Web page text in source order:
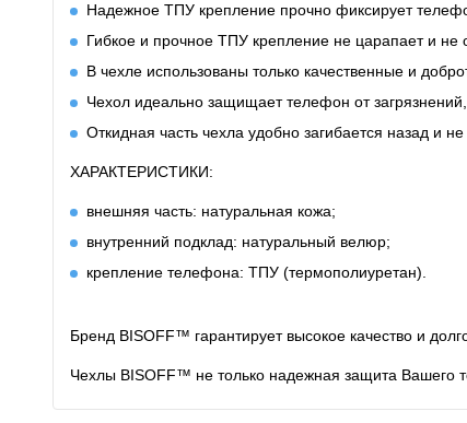
Надежное ТПУ крепление прочно фиксирует
Гибкое и прочное ТПУ крепление не царапает и не
В чехле использованы только качественные и
Чехол идеально защищает телефон от
Откидная часть чехла удобно загибается назад и
ХАРАКТЕРИСТИКИ:
внешняя часть: натуральная кожа;
внутренний подклад: натуральный велюр;
крепление телефона: ТПУ (термополиуретан).
Бренд BISOFF™ гарантирует высокое качество и
Чехлы BISOFF™ не только надежная защита Вашего